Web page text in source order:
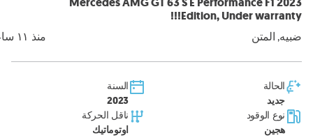
Edition, Under warranty!!!
ضبيه, المتن منذ ١١ ساعة
الحالة
جديد
السنة
2023
نوع الوقود
هجين
ناقل الحركة
اوتوماتيك